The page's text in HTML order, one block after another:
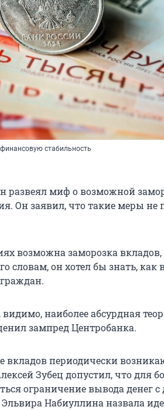
стабильность
развеял миф о возможной
Он заявил, что такие меры
возможна заморозка
словам, он хотел бы знать, как
видимо, наиболее абсурдная
зампред Центробанка.
вкладов периодически
Зубец допустил, что для
ограничение вывода денег с
Эльвира Набиуллина назвала